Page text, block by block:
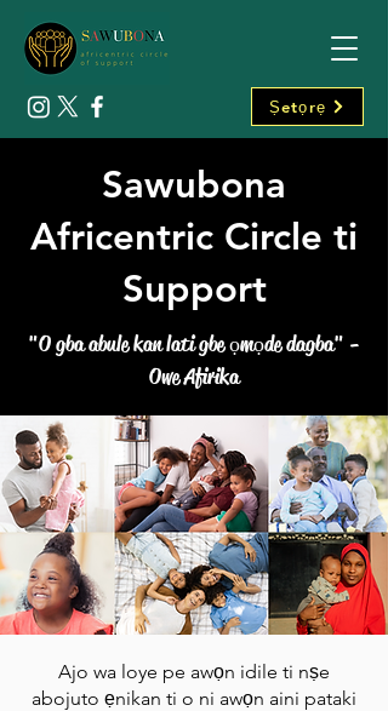
Ṣetọrẹ
Sawubona
Africentric Circle ti
Support
"O gba abule kan lati gbe ọmọde dagba" -
Owe Afirika
Ajo wa loye pe awọn idile ti nṣe
abojuto ẹnikan ti o ni awọn aini pataki